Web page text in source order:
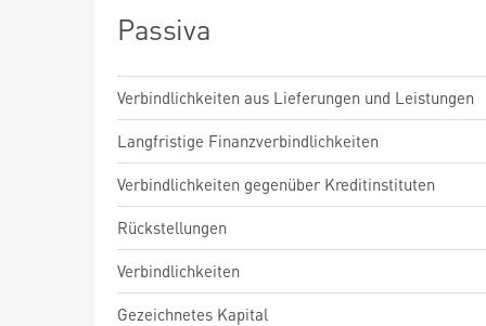
Passiva
Verbindlichkeiten aus Lieferungen und Leistungen
Langfristige Finanzverbindlichkeiten
Verbindlichkeiten gegenüber Kreditinstituten
Rückstellungen
Verbindlichkeiten
Gezeichnetes Kapital